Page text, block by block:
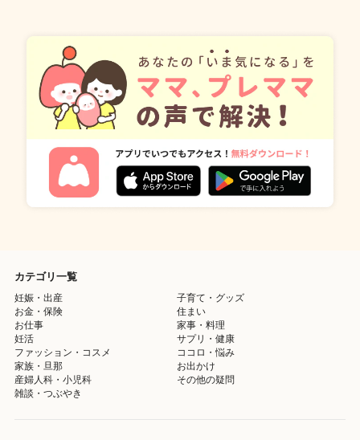
カテゴリ一覧
妊娠・出産
子育て・グッズ
お金・保険
住まい
お仕事
家事・料理
妊活
サプリ・健康
ファッション・コスメ
ココロ・悩み
家族・旦那
お出かけ
産婦人科・小児科
その他の疑問
雑談・つぶやき